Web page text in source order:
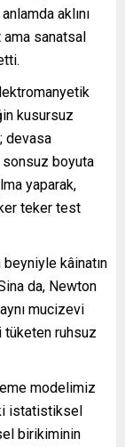
aklını
ama sanatsal
kusursuz
devasa
sonsuz boyuta
yaparak,
teker test
kâinatın
da, Newton
mucizevi
tüketen ruhsuz
modelimiz
istatistiksel
birikiminin